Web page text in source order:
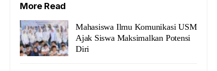
More Read
Mahasiswa Ilmu Komunikasi USM
Ajak Siswa Maksimalkan Potensi
Diri